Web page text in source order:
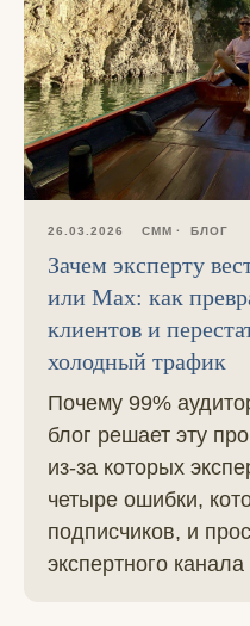
26.03.2026 СММ БЛОГ
Зачем эксперту
или Max: как
клиентов и
холодный трафик
Почему 99%
блог решает эту
из-за которых
четыре ошибки,
подписчиков, и
экспертного